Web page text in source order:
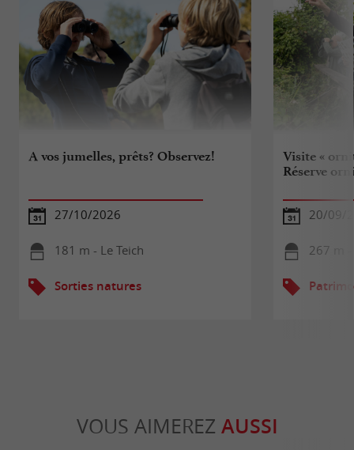
A vos jumelles, prêts? Observez!
27/10/2026
181 m - Le Teich
Sorties natures
Visite «
Réserve
20/09/
267 m -
VOUS AIMEREZ AUSSI